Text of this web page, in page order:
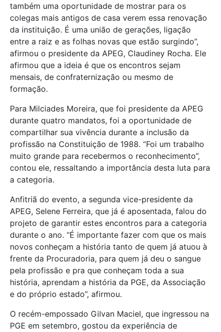
também uma oportunidade de mostrar para os
colegas mais antigos de casa verem essa renovação
da instituição. É uma união de gerações, ligação
entre a raiz e as folhas novas que estão surgindo”,
afirmou o presidente da APEG, Claudiney Rocha. Ele
afirmou que a ideia é que os encontros sejam
mensais, de confraternização ou mesmo de
formação.
Para Milciades Moreira, que foi presidente da APEG
durante quatro mandatos, foi a oportunidade de
compartilhar sua vivência durante a inclusão da
profissão na Constituição de 1988. “Foi um trabalho
muito grande para recebermos o reconhecimento”,
contou ele, ressaltando a importância desta luta para
a categoria.
Anfitriã do evento, a segunda vice-presidente da
APEG, Selene Ferreira, que já é aposentada, falou do
projeto de garantir estes encontros para a categoria
durante o ano. “É importante fazer com que os mais
novos conheçam a história tanto de quem já atuou à
frente da Procuradoria, para quem já deu o sangue
pela profissão e pra que conheçam toda a sua
história, aprendam a história da PGE, da Associação
e do próprio estado”, afirmou.
O recém-empossado Gilvan Maciel, que ingressou na
PGE em setembro, gostou da experiência de